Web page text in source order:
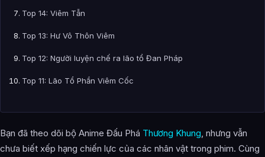
Top 14: Viêm Tẫn
Top 13: Hư Vô Thôn Viêm
Top 12: Người luyện chế ra lão tổ Đan Pháp
Top 11: Lão Tổ Phần Viêm Cốc
Top 8: Chúc Khôn
Bạn đã theo dõi bộ Anime Đấu Phá Thương Khung , nhưng vẫn
chưa biết xếp hạng chiến lực của các nhân vật trong phim. Cùng